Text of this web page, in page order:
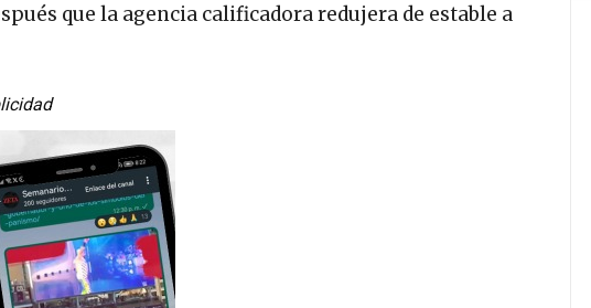
que la agencia calificadora redujera de estable a